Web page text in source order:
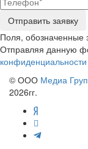
Отправить заявку
Поля, обозначенные
Отправляя данную
© ООО Медиа
2026гг.